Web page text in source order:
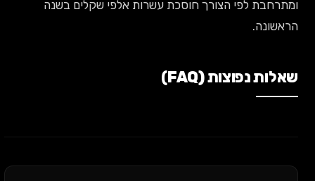
ומתרחבת לפי הצורך חוסכת עשרות אלפי שקלים בשנה
הראשונה.
שאלות נפוצות (FAQ)